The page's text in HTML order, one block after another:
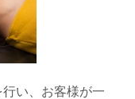
い、お客様が一